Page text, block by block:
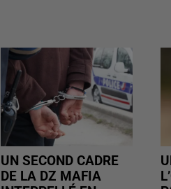
UN SECOND CADRE
DE LA DZ MAFIA